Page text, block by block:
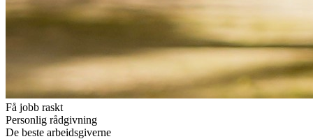
Få jobb raskt
Personlig rådgivning
De beste arbeidsgiverne